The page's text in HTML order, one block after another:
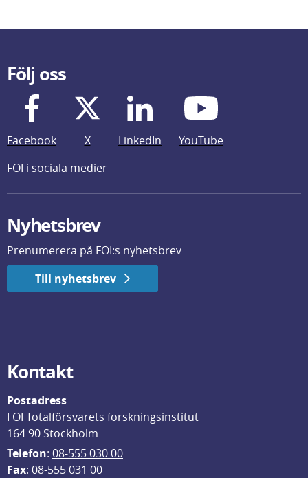
Följ oss
Facebook X LinkedIn
YouTube
FOI i sociala medier
Nyhetsbrev
Prenumerera på FOI:s nyhetsbrev
Till nyhetsbrev
Kontakt
Postadress
FOI Totalförsvarets forskningsinstitut
164 90 Stockholm
Telefon: 08-555 030 00
Fax: 08-555 031 00